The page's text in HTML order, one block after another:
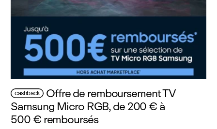
cashback Offre de remboursement TV
Samsung Micro RGB, de 200 € à
500 € remboursés